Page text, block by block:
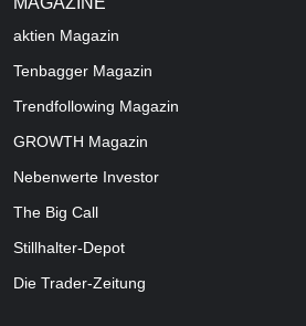
aktien Magazin
Tenbagger Magazin
Trendfollowing Magazin
GROWTH Magazin
Nebenwerte Investor
The Big Call
Stillhalter-Depot
Die Trader-Zeitung